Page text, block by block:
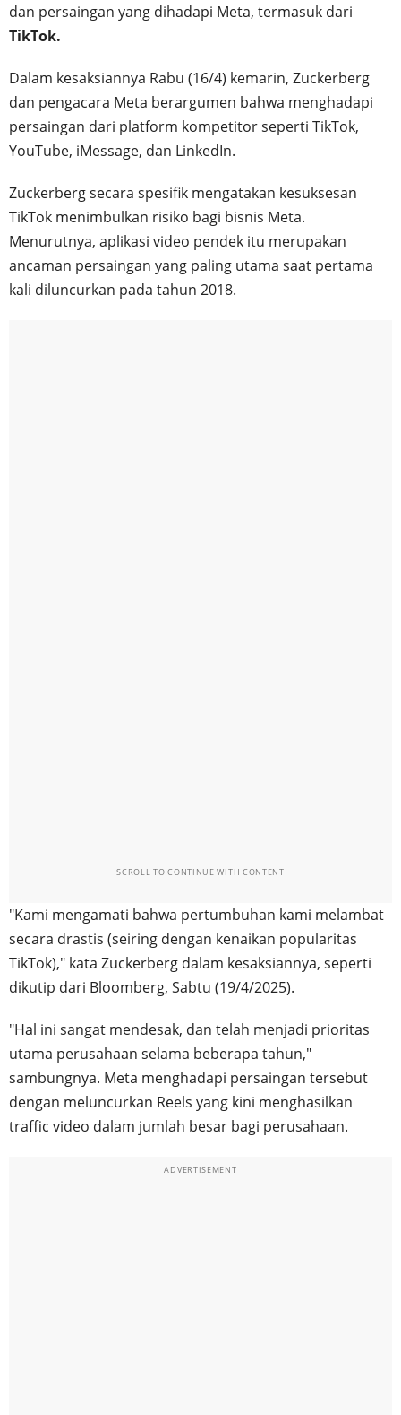
dan persaingan yang dihadapi Meta, termasuk dari
TikTok.
Dalam kesaksiannya Rabu (16/4) kemarin, Zuckerberg
dan pengacara Meta berargumen bahwa menghadapi
persaingan dari platform kompetitor seperti TikTok,
YouTube, iMessage, dan LinkedIn.
Zuckerberg secara spesifik mengatakan kesuksesan
TikTok menimbulkan risiko bagi bisnis Meta.
Menurutnya, aplikasi video pendek itu merupakan
ancaman persaingan yang paling utama saat pertama
kali diluncurkan pada tahun 2018.
SCROLL TO CONTINUE WITH CONTENT
"Kami mengamati bahwa pertumbuhan kami melambat
secara drastis (seiring dengan kenaikan popularitas
TikTok)," kata Zuckerberg dalam kesaksiannya, seperti
dikutip dari Bloomberg, Sabtu (19/4/2025).
"Hal ini sangat mendesak, dan telah menjadi prioritas
utama perusahaan selama beberapa tahun,"
sambungnya. Meta menghadapi persaingan tersebut
dengan meluncurkan Reels yang kini menghasilkan
traffic video dalam jumlah besar bagi perusahaan.
ADVERTISEMENT